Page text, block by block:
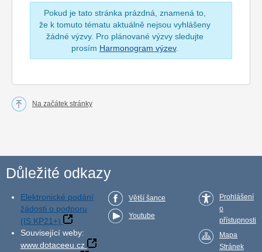
Pokud je tato stránka prázdná, znamená to,
že k tomuto tématu aktuálně nejsou vyhlášeny
žádné výzvy. Pro plánované výzvy sledujte
prosím Harmonogram výzev.
Na začátek stránky
Důležité odkazy
Elektronické podání
žádosti o podporu
(IS KP21+)
Související weby:
www.dotaceeu.cz
Větší šance
Youtube
Prohlášení
o
přístupnosti
Mapa
Stránek